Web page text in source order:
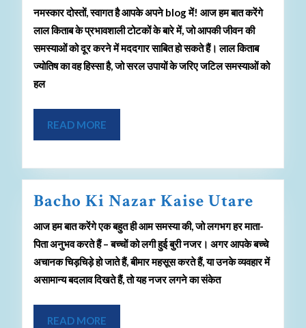
नमस्कार दोस्तों, स्वागत है आपके अपने blog में! आज हम बात करेंगे
लाल किताब के प्रभावशाली टोटकों के बारे में, जो आपकी जीवन की
समस्याओं को दूर करने में मददगार साबित हो सकते हैं। लाल किताब
ज्योतिष का वह हिस्सा है, जो सरल उपायों के जरिए जटिल समस्याओं को
हल
READ MORE
Bacho Ki Nazar Kaise Utare
आज हम बात करेंगे एक बहुत ही आम समस्या की, जो लगभग हर माता-
पिता अनुभव करते हैं – बच्चों को लगी हुई बुरी नजर। अगर आपके बच्चे
अचानक चिड़चिड़े हो जाते हैं, बीमार महसूस करते हैं, या उनके व्यवहार में
असामान्य बदलाव दिखते हैं, तो यह नजर लगने का संकेत
READ MORE